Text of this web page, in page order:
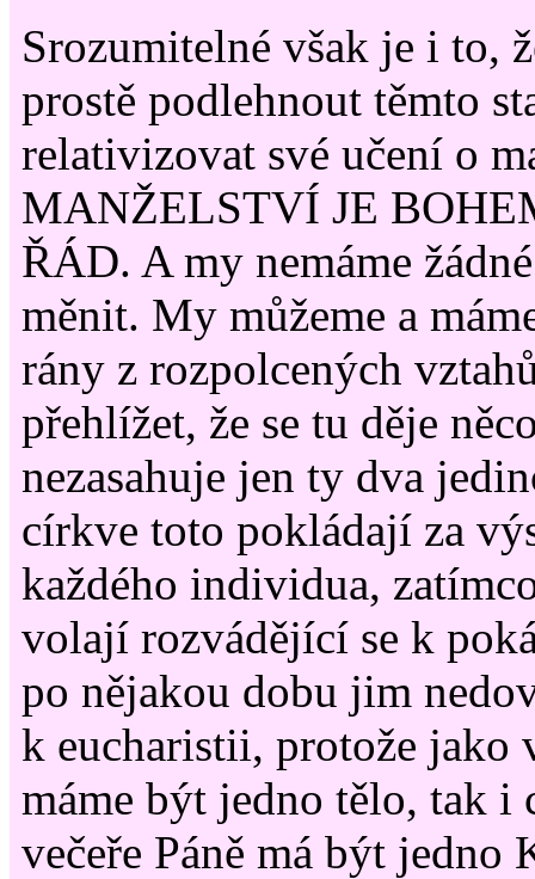
Srozumitelné však je i to,
prostě podlehnout těmto
relativizovat své učení o
MANŽELSTVÍ JE
ŘÁD. A my nemáme
měnit. My můžeme a
rány z rozpolcených
přehlížet, že se tu děje
nezasahuje jen ty dva
církve toto pokládají za
každého individua,
volají rozvádějící se k
po nějakou dobu jim
k eucharistii, protože jako
máme být jedno tělo, tak i
večeře Páně má být jedno